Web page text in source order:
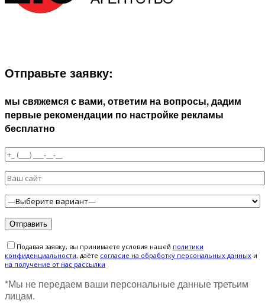
Отправьте заявку:
мы свяжемся с вами, ответим на вопросы, дадим
первые рекомендации по настройке рекламы
бесплатно
Подавая заявку, вы принимаете условия нашей политики
конфиденциальности, даёте cогласие на обработку персональных данных и
на получение от нас рассылки
*Мы не передаем ваши персональные данные третьим
лицам.